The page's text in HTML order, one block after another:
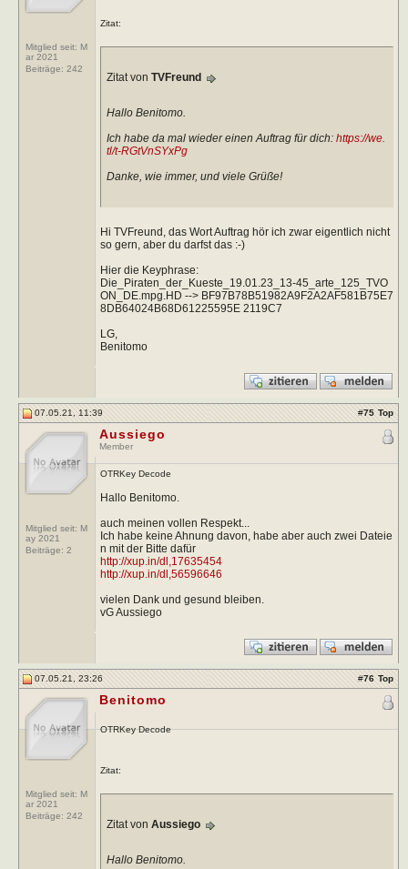
Mitglied seit: M
ar 2021
Beiträge: 242
Zitat:
Zitat von TVFreund
Hallo Benitomo.
Ich habe da mal wieder einen Auftrag für dich: https://we.
tl/t-RGtVnSYxPg
Danke, wie immer, und viele Grüße!
Hi TVFreund, das Wort Auftrag hör ich zwar eigentlich nicht
so gern, aber du darfst das :-)
Hier die Keyphrase:
Die_Piraten_der_Kueste_19.01.23_13-45_arte_125_TVO
ON_DE.mpg.HD --> BF97B78B51982A9F2A2AF581B75E7
8DB64024B68D61225595E 2119C7
LG,
Benitomo
07.05.21, 11:39 #75 Top
Mitglied seit: M
ay 2021
Beiträge: 2
Aussiego
Member
OTRKey Decode
Hallo Benitomo.
auch meinen vollen Respekt...
Ich habe keine Ahnung davon, habe aber auch zwei Dateie
n mit der Bitte dafür
http://xup.in/dl,17635454
http://xup.in/dl,56596646
vielen Dank und gesund bleiben.
vG Aussiego
07.05.21, 23:26 #76 Top
Mitglied seit: M
ar 2021
Beiträge: 242
Benitomo
OTRKey Decode
Zitat:
Zitat von Aussiego
Hallo Benitomo.